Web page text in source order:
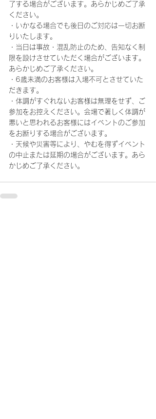
了する場合がございます。あらかじめご了承
ください。
・いかなる場合でも後日のご対応は一切お断
りいたします。
・当日は事故・混乱防止のため、告知なく制
限を設けさせていただく場合がございます。
あらかじめご了承ください。
・6歳未満のお客様は入場不可とさせていた
だきます。
・体調がすぐれないお客様は無理をせず、ご
参加をお控えください。会場で著しく体調が
悪いと思われるお客様にはイベントのご参加
をお断りする場合がございます。
・天候や災害等により、やむを得ずイベント
の中止または延期の場合がございます。あら
かじめご了承ください。